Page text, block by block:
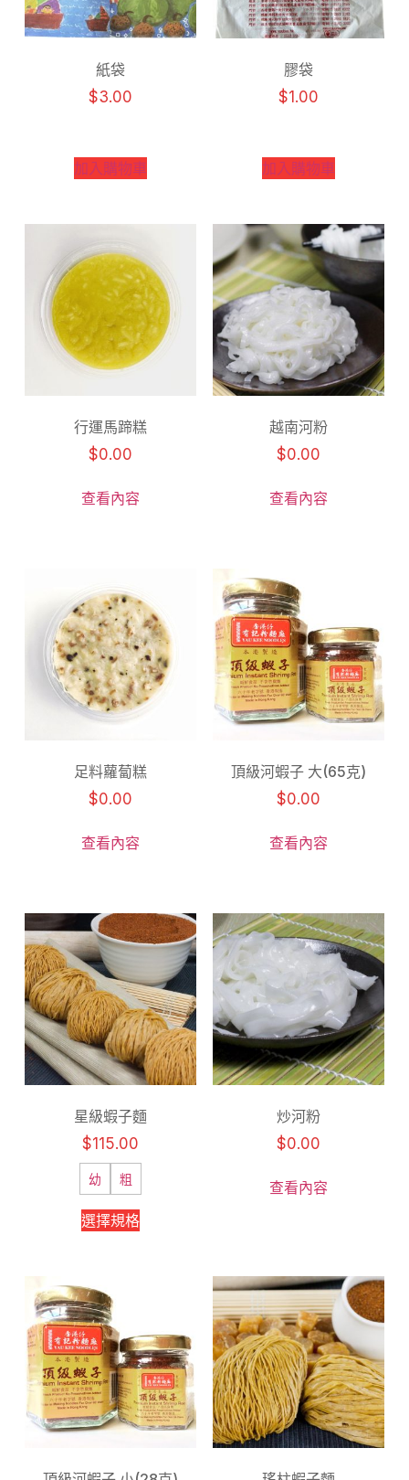
紙袋
$3.00
加入購物車
膠袋
$1.00
加入購物車
行運馬蹄糕
$0.00
查看內容
越南河粉
$0.00
查看內容
足料蘿蔔糕
$0.00
查看內容
頂級河蝦子 大(65克)
$0.00
查看內容
星級蝦子麵
$115.00
幼 粗
選擇規格
炒河粉
$0.00
查看內容